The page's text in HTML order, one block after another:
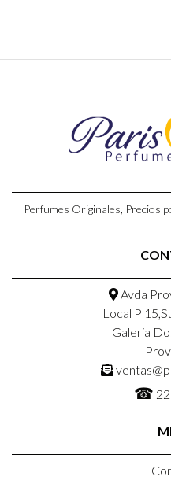
Perfumes Originales, Precios
Avda
Local P
Galeria
☎